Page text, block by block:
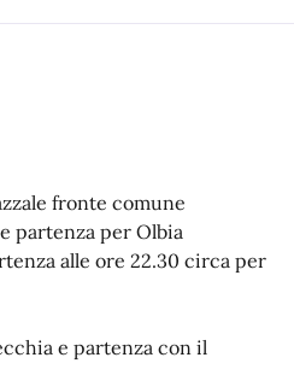
fronte comune
partenza per Olbia
alle ore 22.30 circa per
e partenza con il